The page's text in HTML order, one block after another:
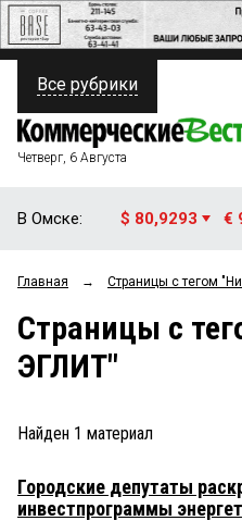
ПОЛИТИКА
ФИНАНСЫ
ОБЩЕСТВО
ЗАКОН
ПРОИСШЕСТВИЯ
СТИЛЬ ЖИЗНИ
Все рубрики
Четверг, 6 Августа
В Омске: $ 80,9293 €
Главная → Страницы c тегом
Страницы c
ЭГЛИТ"
Найден 1 материал
Городские депутаты
инвестпрограммы